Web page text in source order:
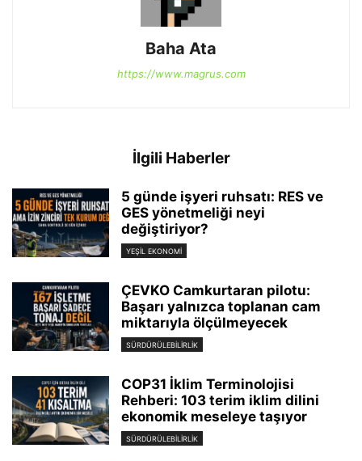
Baha Ata
https://www.magrus.com
İlgili Haberler
5 günde işyeri ruhsatı: RES ve
GES yönetmeliği neyi
değiştiriyor?
YEŞIL EKONOMI
ÇEVKO Camkurtaran pilotu:
Başarı yalnızca toplanan cam
miktarıyla ölçülmeyecek
SÜRDÜRÜLEBILIRLIK
COP31 İklim Terminolojisi
Rehberi: 103 terim iklim dilini
ekonomik meseleye taşıyor
SÜRDÜRÜLEBILIRLIK